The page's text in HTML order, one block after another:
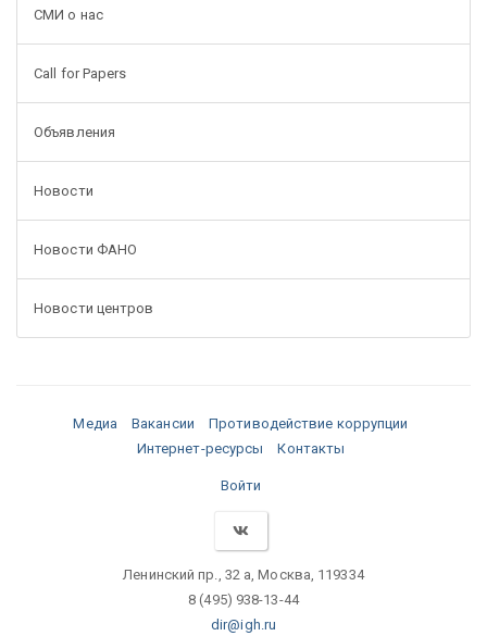
СМИ о нас
Call for Papers
Объявления
Новости
Новости ФАНО
Новости центров
Медиа Вакансии
Противодействие коррупции
Интернет-ресурсы
Контакты
Войти
Ленинский пр., 32 а, Москва, 119334
8 (495) 938-13-44
dir@igh.ru